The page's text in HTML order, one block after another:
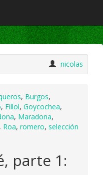
nicolas
, Burgos,
, Fillol, Goycochea,
, Maradona,
, Roa, romero, selección
parte 1: